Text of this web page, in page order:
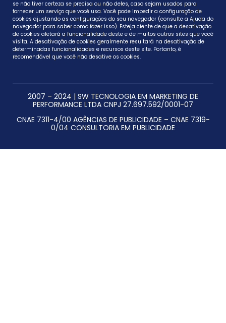
se não tiver certeza se precisa ou não deles, caso sejam usados ​​para
fornecer um serviço que você usa. Você pode impedir a configuração de
cookies ajustando as configurações do seu navegador (consulte a Ajuda do
navegador para saber como fazer isso). Esteja ciente de que a desativação
de cookies afetará a funcionalidade deste e de muitos outros sites que você
visita. A desativação de cookies geralmente resultará na desativação de
determinadas funcionalidades e recursos deste site. Portanto, é
recomendável que você não desative os cookies.
2007 – 2024 | SW TECNOLOGIA EM MARKETING DE
PERFORMANCE LTDA CNPJ 27.697.592/0001-07
CNAE 7311-4/00 AGÊNCIAS DE PUBLICIDADE – CNAE 7319-
0/04 CONSULTORIA EM PUBLICIDADE